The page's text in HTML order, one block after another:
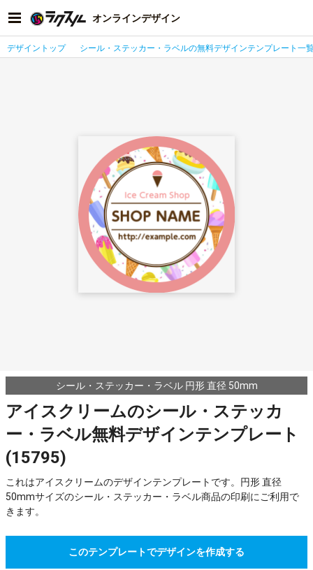
オンラインデザイン
デザイントップ シール・ステッカー・ラベルの無料デザインテンプレート一
シール・ステッカー・ラベル 円形 直径 50mm
アイスクリームのシール・ステッカ
ー・ラベル無料デザインテンプレート
(15795)
これはアイスクリームのデザインテンプレートです。円形 直径
50mmサイズのシール・ステッカー・ラベル商品の印刷にご利用で
きます。
このテンプレートでデザインを作成する